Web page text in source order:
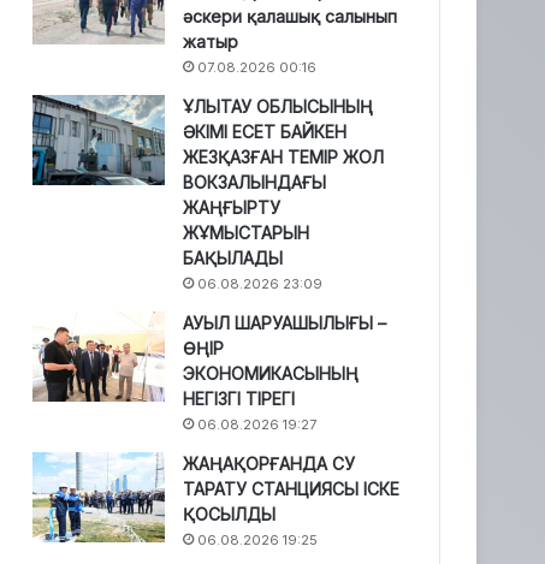
әскери қалашық салынып
жатыр
07.08.2026 00:16
ҰЛЫТАУ ОБЛЫСЫНЫҢ
ӘКІМІ ЕСЕТ БАЙКЕН
ЖЕЗҚАЗҒАН ТЕМІР ЖОЛ
ВОКЗАЛЫНДАҒЫ
ЖАҢҒЫРТУ
ЖҰМЫСТАРЫН
БАҚЫЛАДЫ
06.08.2026 23:09
АУЫЛ ШАРУАШЫЛЫҒЫ –
ӨҢІР
ЭКОНОМИКАСЫНЫҢ
НЕГІЗГІ ТІРЕГІ
06.08.2026 19:27
ЖАҢАҚОРҒАНДА СУ
ТАРАТУ СТАНЦИЯСЫ ІСКЕ
ҚОСЫЛДЫ
06.08.2026 19:25